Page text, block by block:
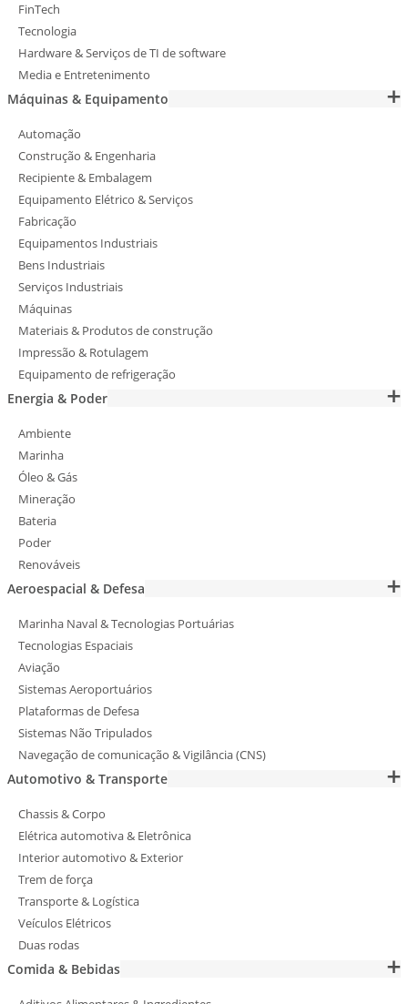
FinTech
Tecnologia
Hardware & Serviços de TI de software
Media e Entretenimento
Máquinas & Equipamento
Automação
Construção & Engenharia
Recipiente & Embalagem
Equipamento Elétrico & Serviços
Fabricação
Equipamentos Industriais
Bens Industriais
Serviços Industriais
Máquinas
Materiais & Produtos de construção
Impressão & Rotulagem
Equipamento de refrigeração
Energia & Poder
Ambiente
Marinha
Óleo & Gás
Mineração
Bateria
Poder
Renováveis
Aeroespacial & Defesa
Marinha Naval & Tecnologias Portuárias
Tecnologias Espaciais
Aviação
Sistemas Aeroportuários
Plataformas de Defesa
Sistemas Não Tripulados
Navegação de comunicação & Vigilância (CNS)
Automotivo & Transporte
Chassis & Corpo
Elétrica automotiva & Eletrônica
Interior automotivo & Exterior
Trem de força
Transporte & Logística
Veículos Elétricos
Duas rodas
Comida & Bebidas